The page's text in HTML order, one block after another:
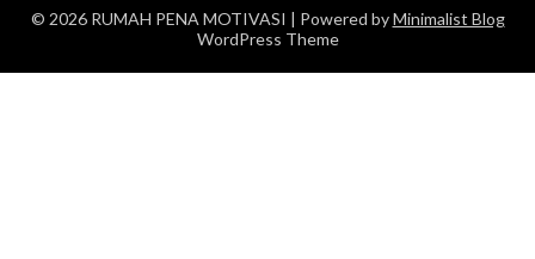
© 2026 RUMAH PENA MOTIVASI | Powered byMinimalist Blog
WordPress Theme